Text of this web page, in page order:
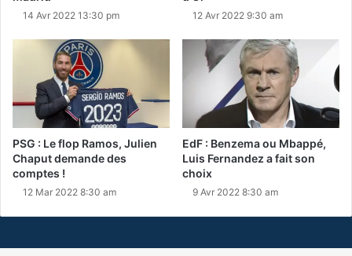
14 Avr 2022 13:30 pm 12 Avr 2022 9:30 am
PSG : Le flop Ramos, Julien
Chaput demande des
comptes !
12 Mar 2022 8:30 am
EdF : Benzema ou Mbappé,
Luis Fernandez a fait son
choix
9 Avr 2022 8:30 am